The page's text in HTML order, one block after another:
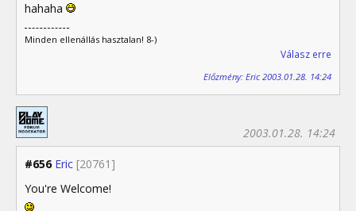
hahaha
Minden ellenállás hasztalan! 8-)
Válasz erre
Előzmény: Eric 2003.01.28. 14:24
#656 Eric [20761]
2003.01.28. 14:24
You're Welcome!